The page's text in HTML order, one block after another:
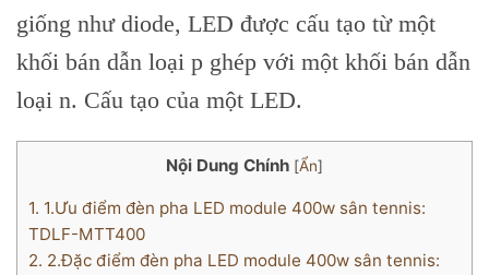
giống như diode, LED được cấu tạo từ một
khối bán dẫn loại p ghép với một khối bán dẫn
loại n. Cấu tạo của một LED.
Nội Dung Chính [Ẩn]
1. 1.Ưu điểm đèn pha LED module 400w sân tennis:
TDLF-MTT400
2. 2.Đặc điểm đèn pha LED module 400w sân tennis: